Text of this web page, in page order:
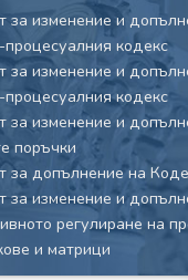
за изменение и
кодекс
за изменение и
кодекс
за изменение и
поръчки
за допълнение на
за изменение и
регулиране на
и матрици
за изменение и